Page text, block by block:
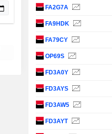
FA2G7A
FA9HDK
FA79CY
OP69S
FD3A0Y
FD3AYS
FD3AW5
FD3AYT